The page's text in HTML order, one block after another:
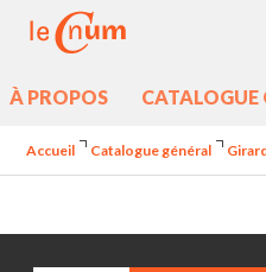
À PROPOS CATALOGUE
Accueil Catalogue général